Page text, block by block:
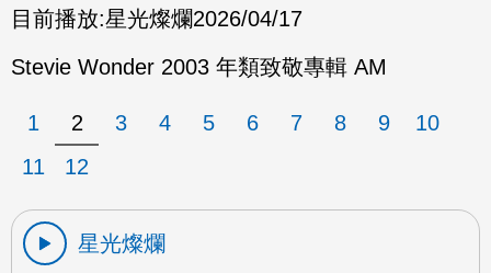
目前播放:星光燦爛2026/04/17
Stevie Wonder 2003 年類致敬專輯 AM
1 2 3 4 5 6 7 8 9
10
11
12
星光燦爛